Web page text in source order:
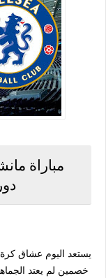
مباراة
يستعد اليوم عشاق كرة
خصمين لم يعتد